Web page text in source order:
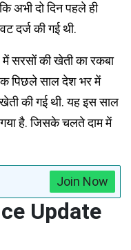
अभी दो दिन पहले ही
दर्ज की गई थी.
सरसों की खेती का रकबा
पिछले साल देश भर में
की गई थी. यह इस साल
है. जिसके चलते दाम में
Join Now
Update